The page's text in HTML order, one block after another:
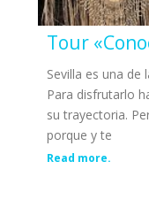
Tour
Sevilla es una de
Para disfrutarlo
su trayectoria.
porque y te
Read more.